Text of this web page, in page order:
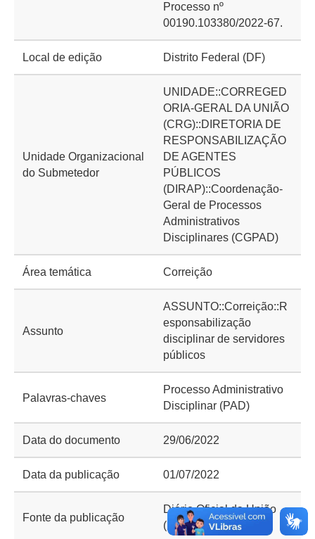
Processo nº
00190.103380/2022-67.
Local de edição Distrito Federal (DF)
Unidade Organizacional
do Submetedor
UNIDADE::CORREGED
ORIA-GERAL DA UNIÃO
(CRG)::DIRETORIA DE
RESPONSABILIZAÇÃO
DE AGENTES
PÚBLICOS
(DIRAP)::Coordenação-
Geral de Processos
Administrativos
Disciplinares (CGPAD)
Área temática Correição
Assunto
ASSUNTO::Correição::R
esponsabilização
disciplinar de servidores
públicos
Palavras-chaves
Processo Administrativo
Disciplinar (PAD)
Data do documento 29/06/2022
Data da publicação 01/07/2022
Fonte da publicação
Diário Oficial da União
(DOU)